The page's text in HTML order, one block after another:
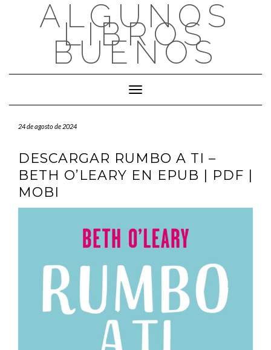
ALGUNOS
LIBROS
BUENOS
Cambiar modo de navegación
24 de agosto de 2024
DESCARGAR RUMBO A TI –
BETH O’LEARY EN EPUB | PDF |
MOBI